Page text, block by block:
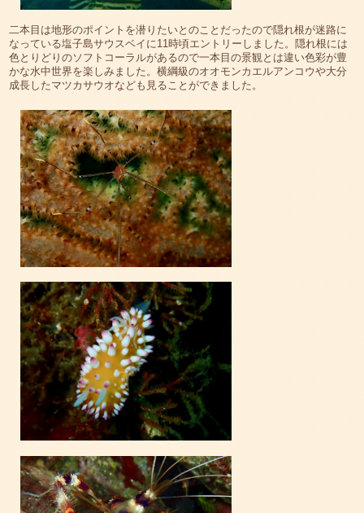
二本目は地形のポイントを潜りたいとのことだったので隠れ根が迷路に
なっている塩子島サウスベイに11時頃エントリーしました。隠れ根には
色とりどりのソフトコーラルがあるので一本目の景観とは違い色彩が豊
かな水中世界を楽しみました。横綱級のオオモンカエルアンコウや大分
成長したマツカサウオなども見ることができました。